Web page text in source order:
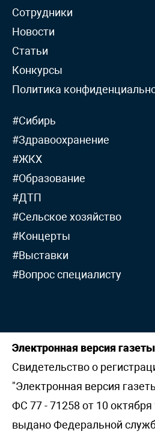
Сотрудники
Новости
Статьи
Конкурсы
Политика
#Сибирь
#Здравоохранение
#ЖКХ
#Образование
#ДТП
#Сельское хозяйство
#Концерты
#Выставки
#Вопрос специалисту
Электронная версия
Свидетельство о
"Электронная версия
ФС 77 - 71258 от 10 октября
выдано Федеральной